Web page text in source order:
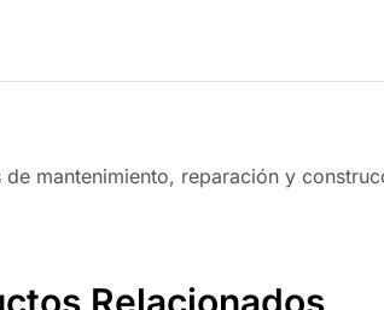
mantenimiento, reparación y